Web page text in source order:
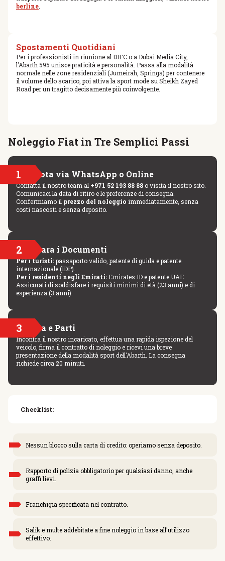
berline
Spostamenti Quotidiani
Per i professionisti in riunione al DIFC o a Dubai Media City,
l'Abarth 595 unisce praticità e personalità. Passa alla modalità
normale nelle zone residenziali (Jumeirah, Springs) per contenere
il volume dello scarico, poi attiva la sport mode su Sheikh Zayed
Road per un tragitto decisamente più coinvolgente.
Noleggio Fiat in Tre Semplici Passi
1 Prenota via WhatsApp o Online
Contatta il nostro team al +971 52 193 88 88o visita il nostro sito.
Comunicaci la data di ritiro e le preferenze di consegna.
Confermiamo il prezzo del noleggio immediatamente, senza
costi nascosti e senza deposito.
2 Prepara i Documenti
Per i turisti:passaporto valido, patente di guida e patente
internazionale (IDP).
Per i residenti negli Emirati: Emirates ID e patente UAE.
Assicurati di soddisfare i requisiti minimi di età (23 anni) e di
esperienza (3 anni).
3 Ritira e Parti
Incontra il nostro incaricato, effettua una rapida ispezione del
veicolo, firma il contratto di noleggio e ricevi una breve
presentazione della modalità sport dell'Abarth. La consegna
richiede circa 20 minuti.
Checklist:
Nessun blocco sulla carta di credito: operiamo senza deposito.
Rapporto di polizia obbligatorio per qualsiasi danno, anche
graffi lievi.
Franchigia specificata nel contratto.
Salik e multe addebitate a fine noleggio in base all'utilizzo
effettivo.